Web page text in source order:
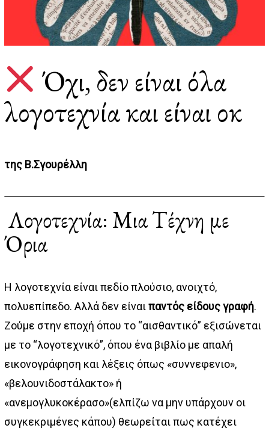
Όχι, δεν είναι όλα
λογοτεχνία και είναι οκ
της Β.Σγουρέλλη
Λογοτεχνία: Μια Τέχνη με
Όρια
Η λογοτεχνία είναι πεδίο πλούσιο, ανοιχτό,
πολυεπίπεδο. Αλλά δεν είναιπαντός είδους γραφή.
Ζούμε στην εποχή όπου το “αισθαντικό” εξισώνεται
με το “λογοτεχνικό”, όπου ένα βιβλίο με απαλή
εικονογράφηση και λέξεις όπως «συννεφενιο»,
«βελουνιδοστάλακτο» ή
«ανεμογλυκοκέρασο»(ελπίζω να μην υπάρχουν οι
συγκεκριμένες κάπου) θεωρείται πως κατέχει